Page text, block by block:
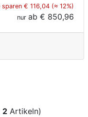
sparen € 116,04 (≈ 12%)
nur ab € 850,96
2 Artikeln)